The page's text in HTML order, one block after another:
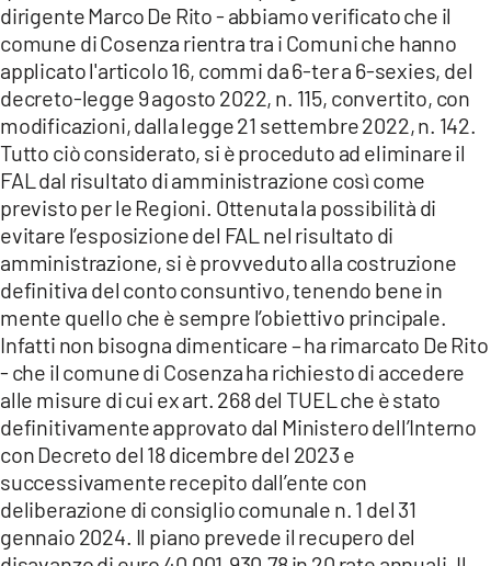
dirigente Marco De Rito - abbiamo verificato che il
comune di Cosenza rientra tra i Comuni che hanno
applicato l'articolo 16, commi da 6-ter a 6-sexies, del
decreto-legge 9 agosto 2022, n. 115, convertito, con
modificazioni, dalla legge 21 settembre 2022, n. 142.
Tutto ciò considerato, si è proceduto ad eliminare il
FAL dal risultato di amministrazione così come
previsto per le Regioni. Ottenuta la possibilità di
evitare l’esposizione del FAL nel risultato di
amministrazione, si è provveduto alla costruzione
definitiva del conto consuntivo, tenendo bene in
mente quello che è sempre l’obiettivo principale.
Infatti non bisogna dimenticare – ha rimarcato De Rito
- che il comune di Cosenza ha richiesto di accedere
alle misure di cui ex art. 268 del TUEL che è stato
definitivamente approvato dal Ministero dell’Interno
con Decreto del 18 dicembre del 2023 e
successivamente recepito dall’ente con
deliberazione di consiglio comunale n. 1 del 31
gennaio 2024. Il piano prevede il recupero del